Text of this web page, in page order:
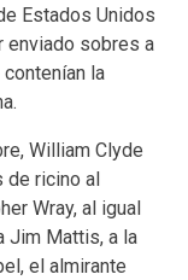
Estados Unidos
enviado sobres a
la
William Clyde
ricino al
Wray, al igual
Jim Mattis, a la
el almirante